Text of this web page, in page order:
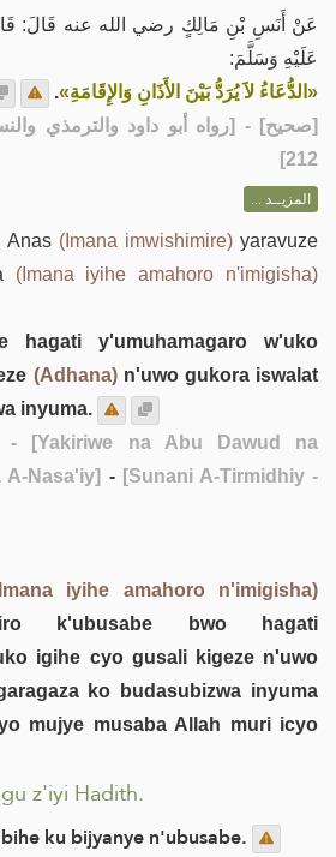
عَنْ أَنَسِ بْنِ مَالِكٍ رضي الله عنه قَالَ:
عَلَيْهِ وَسَلَّمَ:
«الدُّعَاءُ لاَ يُرَدُّ بَيْنَ الأَذَانِ وَالإِقَامَةِ».
[صحيح] - [رواه أبو داود والترمذي
212]
المزيــد ...
Anas (Imana imwishimire)yaravuze
(Imana iyihe amahoro n'imigisha)
hagati y'umuhamagaro w'uko
(Adhana)n'uwo gukora iswalat
inyuma.
- [Yakiriwe na Abu Dawud na
Nasa'iy] - [Sunani A-Tirmidhiy -
iyihe amahoro n'imigisha)
k'ubusabe bwo hagati
igihe cyo gusali kigeze n'uwo
ko budasubizwa inyuma
mujye musaba Allah muri icyo
z'iyi Hadith.
ku bijyanye n'ubusabe.